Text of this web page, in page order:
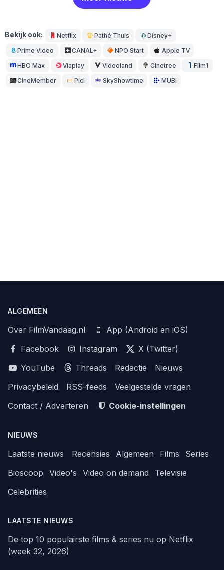
Bekijk ook: Netflix Pathé Thuis Disney+
Prime Video CANAL+ NPO Start Apple TV
HBO Max Viaplay Videoland Cinetree Film1
CineMember Picl SkyShowtime MUBI
ALGEMEEN
Over FilmVandaag.nl
App (Android en iOS)
Facebook
Instagram
X (Twitter)
YouTube
Threads Redactie
Nieuws
Privacybeleid
RSS-feeds
Veelgestelde vragen
Contact / Adverteren
Cookie-instellingen
NIEUWS
Laatste nieuws Recensies Algemeen Films
Series
Bioscoop
Video's Video on demand
Televisie
Celebrities
LAATSTE NIEUWS
De top 10 populairste films & series nu op Netflix
(week 32, 2026)